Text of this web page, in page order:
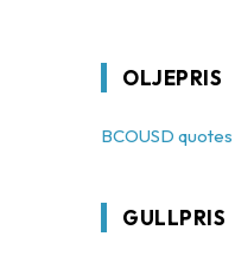
OLJEPRIS
BCOUSD quotes
GULLPRIS